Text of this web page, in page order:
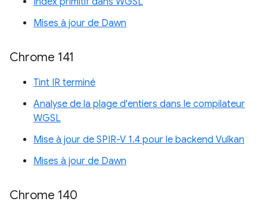
Mises à jour de Dawn
Chrome 141
Tint IR terminé
Analyse de la plage d'entiers dans le compilateur
WGSL
Mise à jour de SPIR-V 1.4 pour le backend Vulkan
Mises à jour de Dawn
Chrome 140